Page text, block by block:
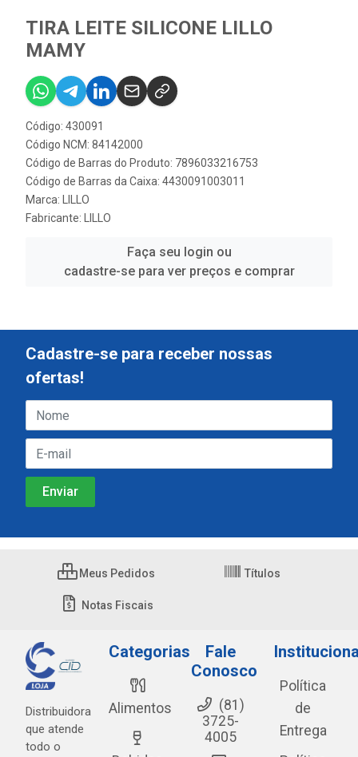
TIRA LEITE SILICONE LILLO
MAMY
Código: 430091
Código NCM: 84142000
Código de Barras do Produto: 7896033216753
Código de Barras da Caixa: 4430091003011
Marca:
LILLO
Fabricante:
LILLO
Faça seu login ou
cadastre-se para ver preços e comprar
Cadastre-se para receber nossas
ofertas!
Meus Pedidos Títulos
Notas Fiscais
Distribuidora
que atende
todo o
Categorias
Alimentos
Fale
Conosco
(81)
3725-
4005
Política
de
Entrega